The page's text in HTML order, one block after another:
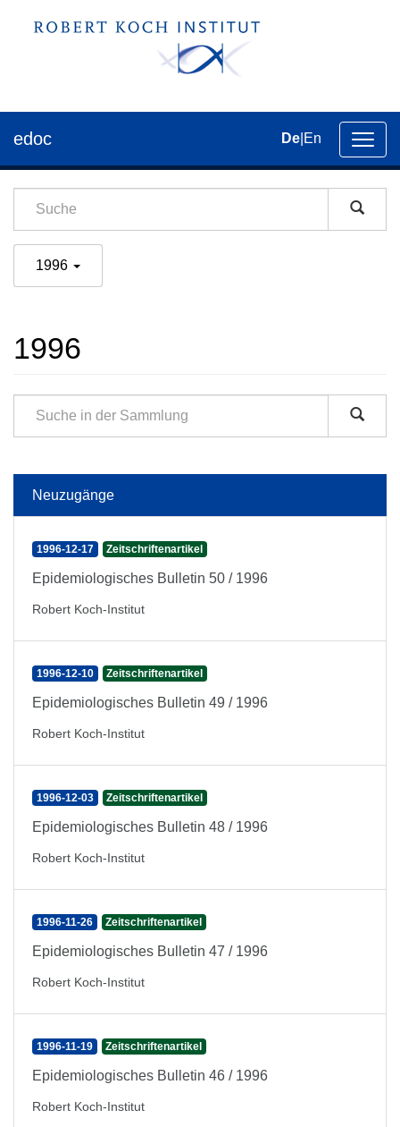
der
edoc De En
1996
1996
Neuzugänge
1996-12-17 Zeitschriftenartikel
Epidemiologisches Bulletin 50 / 1996
Robert Koch-Institut
1996-12-10 Zeitschriftenartikel
Epidemiologisches Bulletin 49 / 1996
Robert Koch-Institut
1996-12-03 Zeitschriftenartikel
Epidemiologisches Bulletin 48 / 1996
Robert Koch-Institut
1996-11-26 Zeitschriftenartikel
Epidemiologisches Bulletin 47 / 1996
Robert Koch-Institut
1996-11-19 Zeitschriftenartikel
Epidemiologisches Bulletin 46 / 1996
Robert Koch-Institut